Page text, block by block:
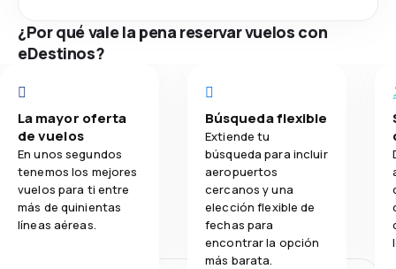
¿Por qué vale la pena reservar vuelos con
eDestinos?
La mayor oferta
de vuelos
En unos segundos
tenemos los mejores
vuelos para ti entre
más de quinientas
líneas aéreas.
Búsqueda flexible
Extiende tu
búsqueda para incluir
aeropuertos
cercanos y una
elección flexible de
fechas para
encontrar la opción
más barata.